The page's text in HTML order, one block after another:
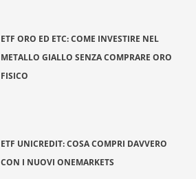
ETF ORO ED ETC: COME INVESTIRE NEL
METALLO GIALLO SENZA COMPRARE ORO
FISICO
ETF UNICREDIT: COSA COMPRI DAVVERO
CON I NUOVI ONEMARKETS